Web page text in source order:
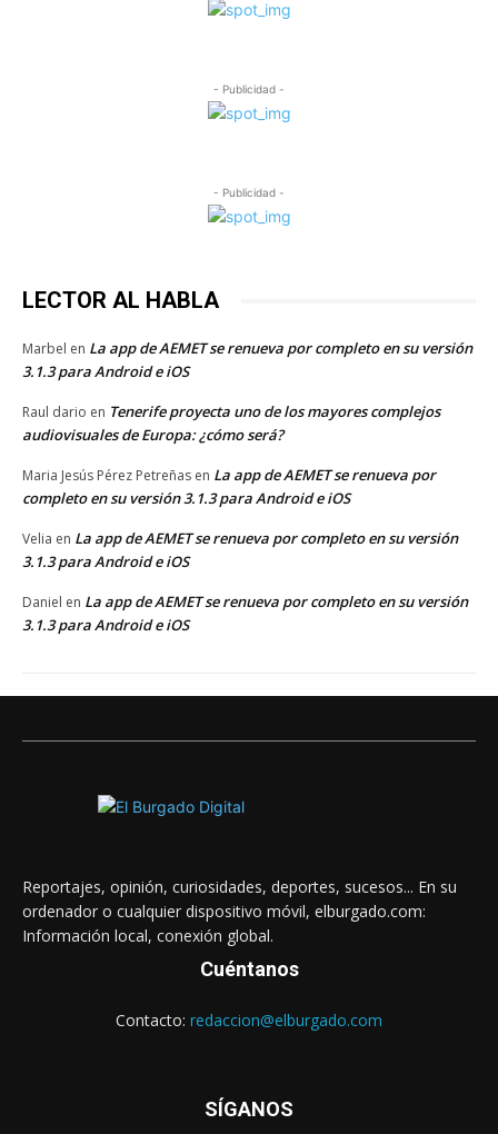
- Publicidad -
- Publicidad -
LECTOR AL HABLA
Marbel en La app de AEMET se renueva por completo en su versión
3.1.3 para Android e iOS
Raul dario en Tenerife proyecta uno de los mayores complejos
audiovisuales de Europa: ¿cómo será?
Maria Jesús Pérez Petreñas en La app de AEMET se renueva por
completo en su versión 3.1.3 para Android e iOS
Velia en La app de AEMET se renueva por completo en su versión
3.1.3 para Android e iOS
Daniel en La app de AEMET se renueva por completo en su versión
3.1.3 para Android e iOS
Reportajes, opinión, curiosidades, deportes, sucesos... En su
ordenador o cualquier dispositivo móvil, elburgado.com:
Información local, conexión global.
Cuéntanos
Contacto: redaccion@elburgado.com
SÍGANOS